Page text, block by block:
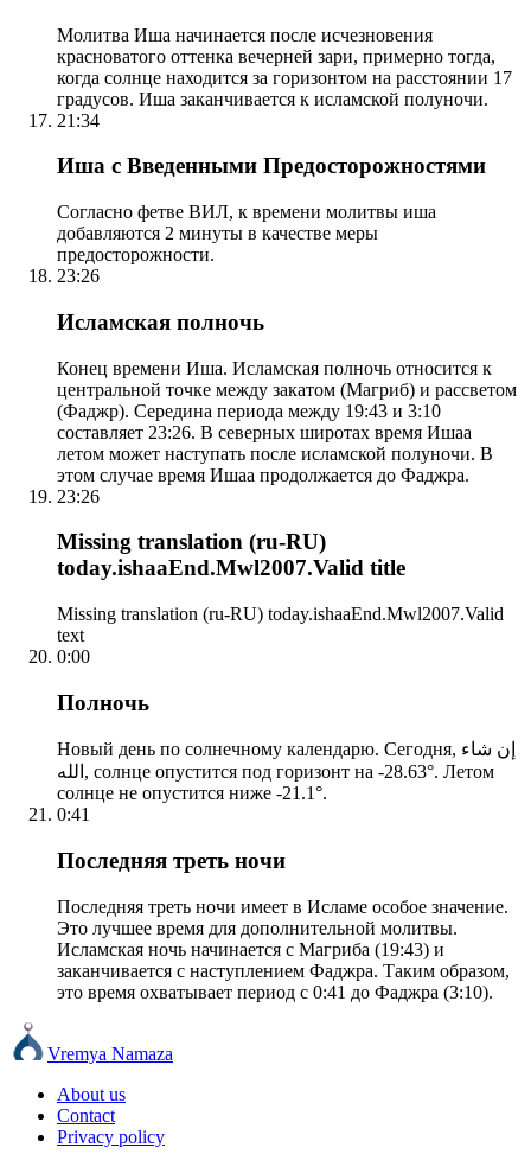
Молитва Иша начинается после исчезновения
красноватого оттенка вечерней зари, примерно тогда,
когда солнце находится за горизонтом на расстоянии 17
градусов. Иша заканчивается к исламской полуночи.
21:34
Иша с Введенными Предосторожностями
Согласно фетве ВИЛ, к времени молитвы иша
добавляются 2 минуты в качестве меры
предосторожности.
23:26
Исламская полночь
Конец времени Иша. Исламская полночь относится к
центральной точке между закатом (Магриб) и рассветом
(Фаджр). Середина периода между 19:43 и 3:10
составляет 23:26. В северных широтах время Ишаа
летом может наступать после исламской полуночи. В
этом случае время Ишаа продолжается до Фаджра.
23:26
Missing translation (ru-RU)
today.ishaaEnd.Mwl2007.Valid title
Missing translation (ru-RU) today.ishaaEnd.Mwl2007.Valid
text
0:00
Полночь
Новый день по солнечному календарю. Сегодня, إن شاء
الله, солнце опустится под горизонт на -28.63°. Летом
солнце не опустится ниже -21.1°.
0:41
Последняя треть ночи
Последняя треть ночи имеет в Исламе особое значение.
Это лучшее время для дополнительной молитвы.
Исламская ночь начинается с Магриба (19:43) и
заканчивается с наступлением Фаджра. Таким образом,
это время охватывает период с 0:41 до Фаджра (3:10).
Vremya Namaza
About us
Contact
Privacy policy